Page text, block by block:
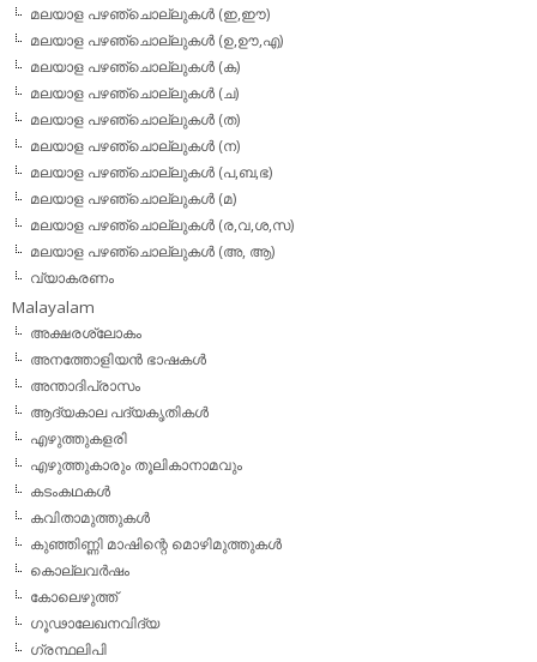
മലയാള പഴഞ്ചൊല്ലുകള്‍ (ഇ,ഈ)
മലയാള പഴഞ്ചൊല്ലുകള്‍ (ഉ,ഊ,എ)
മലയാള പഴഞ്ചൊല്ലുകള്‍ (ക)
മലയാള പഴഞ്ചൊല്ലുകള്‍ (ച)
മലയാള പഴഞ്ചൊല്ലുകള്‍ (ത)
മലയാള പഴഞ്ചൊല്ലുകള്‍ (ന)
മലയാള പഴഞ്ചൊല്ലുകള്‍ (പ,ബ,ഭ)
മലയാള പഴഞ്ചൊല്ലുകള്‍ (മ)
മലയാള പഴഞ്ചൊല്ലുകള്‍ (ര,വ,ശ,സ)
മലയാള പഴഞ്ചൊല്ലുകൾ (അ, ആ)
വ്യാകരണം
Malayalam
അക്ഷരശ്ലോകം
അനത്തോളിയന്‍ ഭാഷകള്‍
അന്താദിപ്രാസം
ആദ്യകാല പദ്യകൃതികള്‍
എഴുത്തുകളരി
എഴുത്തുകാരും തൂലികാനാമവും
കടംകഥകള്‍
കവിതാമുത്തുകള്‍
കുഞ്ഞിണ്ണി മാഷിന്റെ മൊഴിമുത്തുകള്‍
കൊല്ലവര്‍ഷം
കോലെഴുത്ത്
ഗൂഢാലേഖനവിദ്യ
ഗ്രന്ഥലിപി